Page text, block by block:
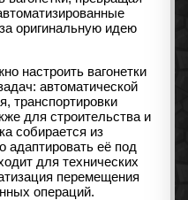
оригинальную идею
настроить вагонетки
автоматической
транспортировки
для строительства и
собирается из
адаптировать её под
для технических
перемещения
операций.